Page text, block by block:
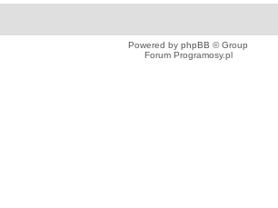
Powered by phpBB © Group
Forum Programosy.pl